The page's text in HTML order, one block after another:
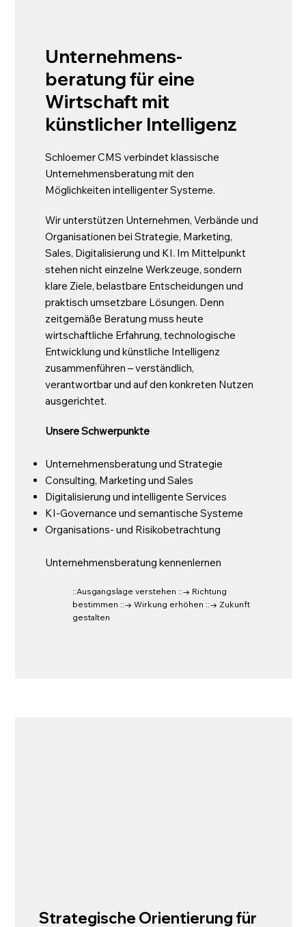
Unternehmens-
beratung für eine
Wirtschaft mit
künstlicher Intelligenz
Schloemer CMS verbindet klassische
Unternehmensberatung mit den
Möglichkeiten intelligenter Systeme.
Wir unterstützen Unternehmen, Verbände und
Organisationen bei Strategie, Marketing,
Sales, Digitalisierung und KI. Im Mittelpunkt
stehen nicht einzelne Werkzeuge, sondern
klare Ziele, belastbare Entscheidungen und
praktisch umsetzbare Lösungen. Denn
zeitgemäße Beratung muss heute
wirtschaftliche Erfahrung, technologische
Entwicklung und künstliche Intelligenz
zusammenführen – verständlich,
verantwortbar und auf den konkreten Nutzen
ausgerichtet.
Unsere Schwerpunkte
Unternehmensberatung und Strategie
Consulting, Marketing und Sales
Digitalisierung und intelligente Services
KI-Governance und semantische Systeme
Organisations- und Risikobetrachtung
Unternehmensberatung kennenlernen
::Ausgangslage verstehen ::→ Richtung
bestimmen ::→ Wirkung erhöhen ::→ Zukunft
gestalten
Strategische Orientierung für